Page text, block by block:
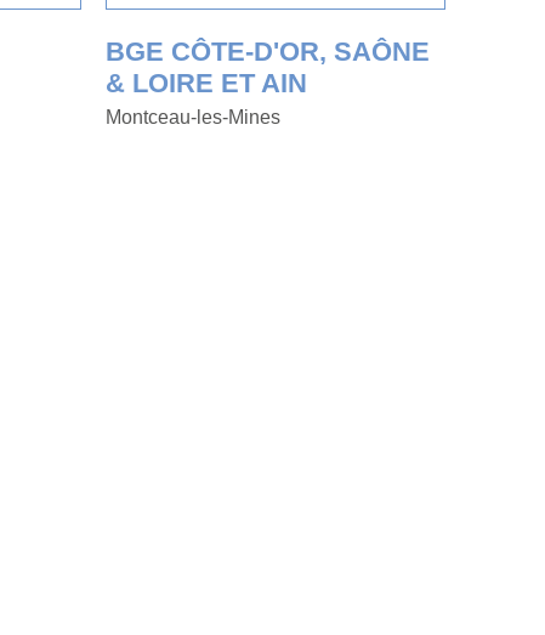
BGE CÔTE-D'OR, SAÔNE
& LOIRE ET AIN
Montceau-les-Mines